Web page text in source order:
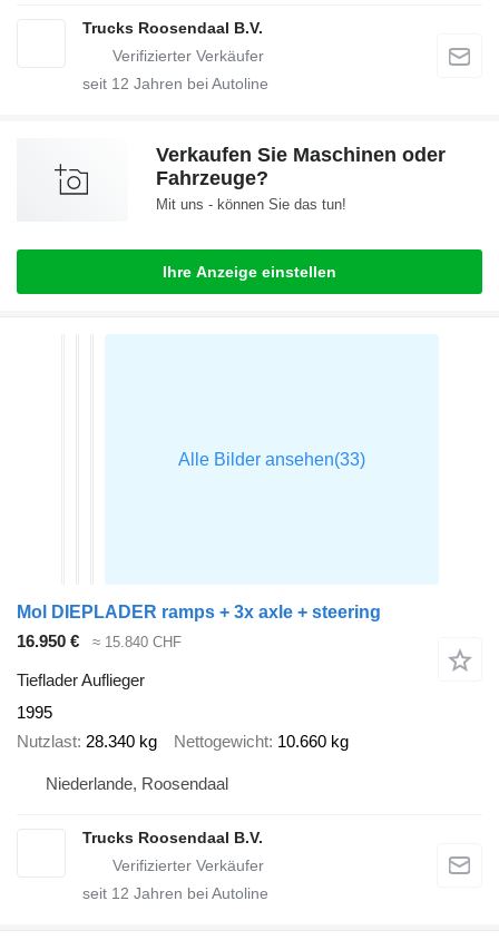
Trucks Roosendaal B.V.
seit 12 Jahren bei Autoline
Verkaufen Sie Maschinen oder
Fahrzeuge?
Mit uns - können Sie das tun!
Ihre Anzeige einstellen
Mol DIEPLADER ramps + 3x axle + steering
16.950 €
≈ 15.840 CHF
Tieflader Auflieger
1995
Nutzlast 28.340 kg Nettogewicht 10.660 kg
Niederlande, Roosendaal
Trucks Roosendaal B.V.
seit 12 Jahren bei Autoline